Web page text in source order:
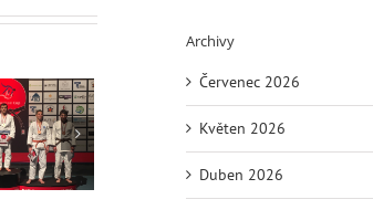
Filip Ivanka pátý
na Evropské
poháru ve
Follonice
Archivy
Červenec 2026
Květen 2026
Duben 2026